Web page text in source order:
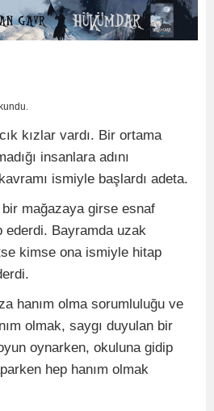
kızlar vardı. Bir ortama
insanlara adını
ismiyle başlardı adeta.
mağazaya girse esnaf
ederdi. Bayramda uzak
kimse ona ismiyle hitap
hanım olma sorumluluğu ve
olmak, saygı duyulan bir
oynarken, okuluna gidip
hep hanım olmak